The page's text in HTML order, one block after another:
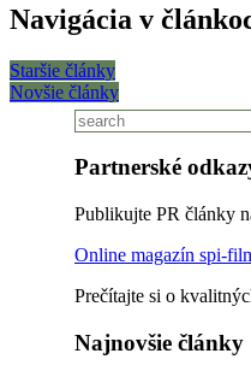
Navigácia v
Staršie články
Novšie články
Partnerské
Publikujte PR články
Online magazín spi-
Prečítajte si o
Najnovšie články